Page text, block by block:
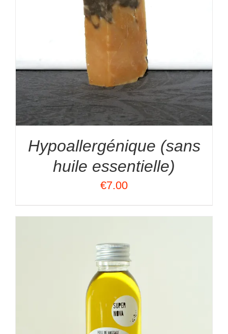
Hypoallergénique (sans
huile essentielle)
€7.00